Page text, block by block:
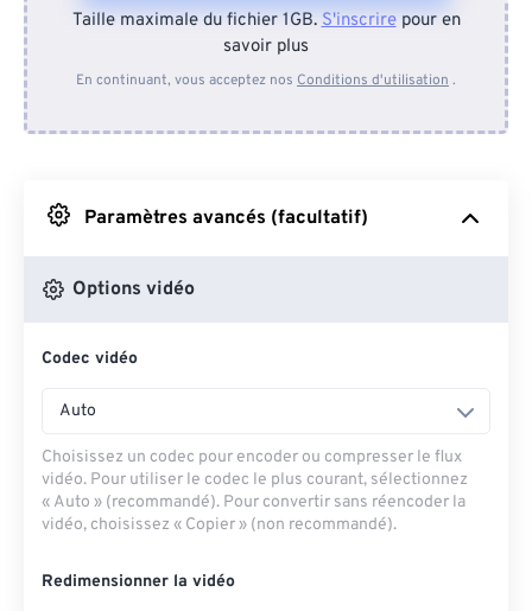
Depuis l'appareil
Depuis Google Drive
Depuis OneDrive
Taille maximale du fichier 1GB.S'inscrirepour en
savoir plus
En continuant, vous acceptez nos Conditions d'utilisation .
Paramètres avancés (facultatif)
Options vidéo
Codec vidéo
Auto
Choisissez un codec pour encoder ou compresser le flux
vidéo. Pour utiliser le codec le plus courant, sélectionnez
« Auto » (recommandé). Pour convertir sans réencoder la
vidéo, choisissez « Copier » (non recommandé).
Redimensionner la vidéo